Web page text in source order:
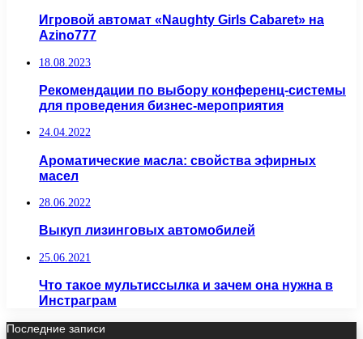
Игровой автомат «Naughty Girls Cabaret» на
Azino777
18.08.2023
Рекомендации по выбору конференц-системы
для проведения бизнес-мероприятия
24.04.2022
Ароматические масла: свойства эфирных
масел
28.06.2022
Выкуп лизинговых автомобилей
25.06.2021
Что такое мультиссылка и зачем она нужна в
Инстраграм
Последние записи